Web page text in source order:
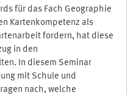
für das Fach Geographie
Kartenkompetenz als
fordern, hat diese
in den
In diesem Seminar
mit Schule und
nach, welche